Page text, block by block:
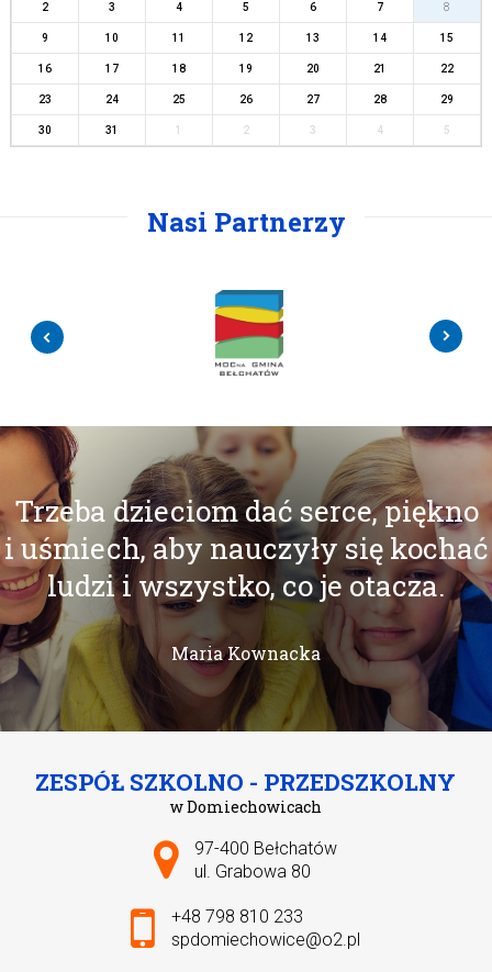
2 3 4 5 6 7 8
9 10 11 12 13 14 15
16 17 18 19 20 21 22
23 24 25 26 27 28 29
30 31 2 3 4 5
Nasi Partnerzy
Trzeba dzieciom dać serce, piękno
i uśmiech, aby nauczyły się kochać
ludzi i wszystko, co je otacza.
Maria Kownacka
ZESPÓŁ SZKOLNO - PRZEDSZKOLNY
w Domiechowicach
Adres pocztowy:
97-400 Bełchatów
ul. Grabowa 80
+48 798 810 233
spdomiechowice@o2.pl